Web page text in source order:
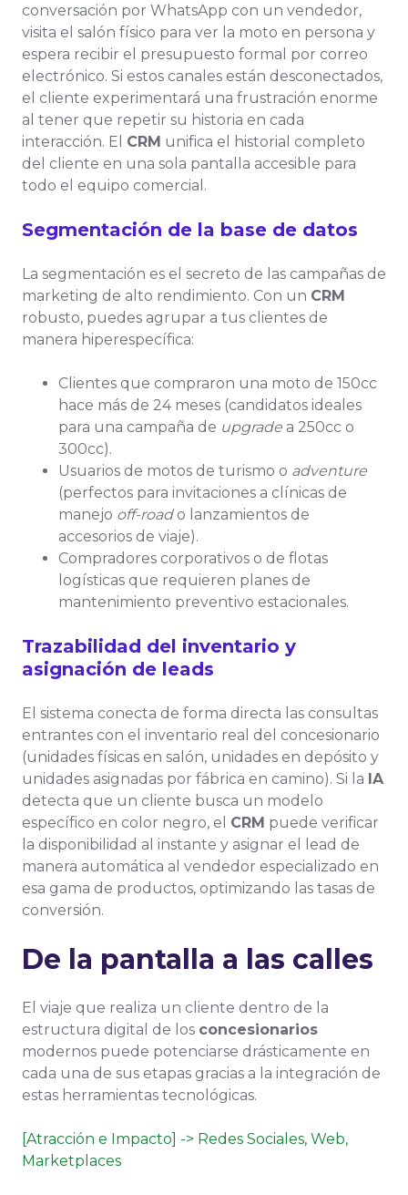
conversación por WhatsApp con un vendedor,
visita el salón físico para ver la moto en persona y
espera recibir el presupuesto formal por correo
electrónico. Si estos canales están desconectados,
el cliente experimentará una frustración enorme
al tener que repetir su historia en cada
interacción. El CRM unifica el historial completo
del cliente en una sola pantalla accesible para
todo el equipo comercial.
Segmentación de la base de datos
La segmentación es el secreto de las campañas de
marketing de alto rendimiento. Con un CRM
robusto, puedes agrupar a tus clientes de
manera hiperespecífica:
Clientes que compraron una moto de 150cc
hace más de 24 meses (candidatos ideales
para una campaña de upgrade a 250cc o
300cc).
Usuarios de motos de turismo o adventure
(perfectos para invitaciones a clínicas de
manejo off-roado lanzamientos de
accesorios de viaje).
Compradores corporativos o de flotas
logísticas que requieren planes de
mantenimiento preventivo estacionales.
Trazabilidad del inventario y
asignación de leads
El sistema conecta de forma directa las consultas
entrantes con el inventario real del concesionario
(unidades físicas en salón, unidades en depósito y
unidades asignadas por fábrica en camino). Si la IA
detecta que un cliente busca un modelo
específico en color negro, el CRM puede verificar
la disponibilidad al instante y asignar el lead de
manera automática al vendedor especializado en
esa gama de productos, optimizando las tasas de
conversión.
De la pantalla a las calles
El viaje que realiza un cliente dentro de la
estructura digital de los concesionarios
modernos puede potenciarse drásticamente en
cada una de sus etapas gracias a la integración de
estas herramientas tecnológicas.
[Atracción e Impacto] -> Redes Sociales, Web,
Marketplaces